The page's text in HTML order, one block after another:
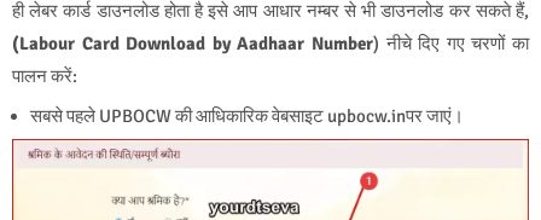
ही लेबर कार्ड डाउनलोड होता है इसे आप आधार नम्बर से भी डाउनलोड कर सकते हैं,
(Labour Card Download by Aadhaar Number) नीचे दिए गए चरणों का
पालन करें:
सबसे पहले UPBOCW की आधिकारिक वेबसाइट upbocw.inपर जाएं।